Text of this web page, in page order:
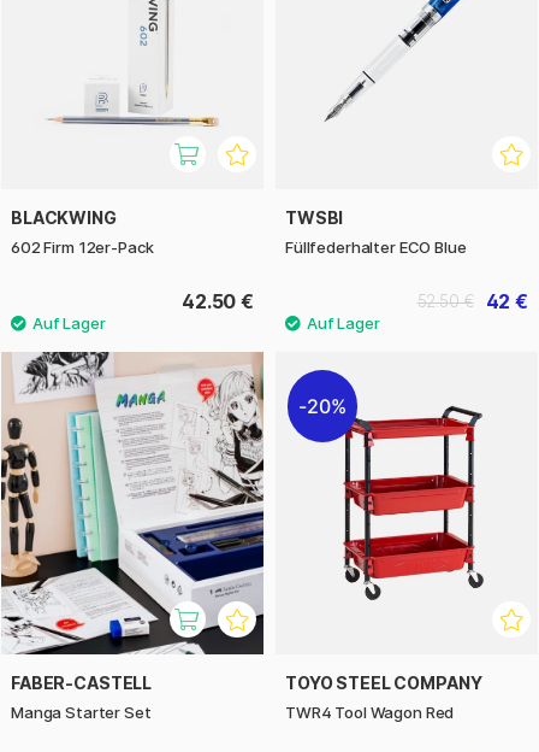
BLACKWING
602 Firm 12er-Pack
42.50 €
TWSBI
Füllfederhalter ECO Blue
42 €
52.50 €
FABER-CASTELL
Manga Starter Set
20%
TOYO STEEL COMPANY
TWR4 Tool Wagon Red